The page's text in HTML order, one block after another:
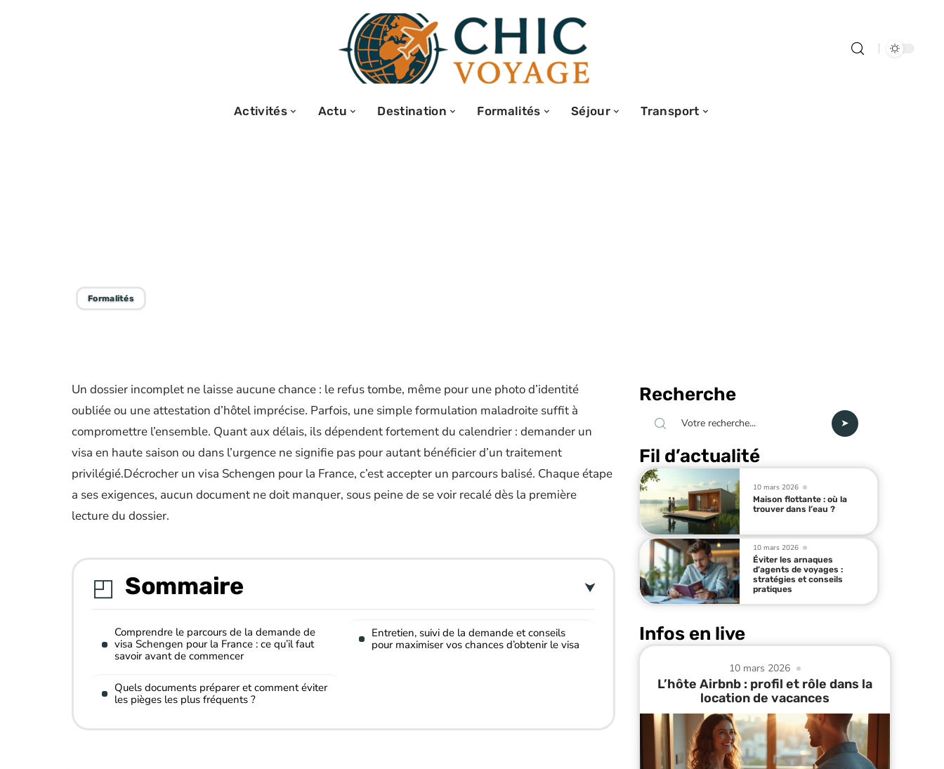
Activités Actu Destination Formalités Séjour Transport
Formalités
Un dossier incomplet ne laisse aucune chance : le refus tombe, même pour une photo d’identité
oubliée ou une attestation d’hôtel imprécise. Parfois, une simple formulation maladroite suffit à
compromettre l’ensemble. Quant aux délais, ils dépendent fortement du calendrier : demander un
visa en haute saison ou dans l’urgence ne signifie pas pour autant bénéficier d’un traitement
privilégié.Décrocher un visa Schengen pour la France, c’est accepter un parcours balisé. Chaque étape
a ses exigences, aucun document ne doit manquer, sous peine de se voir recalé dès la première
lecture du dossier.
Sommaire
Comprendre le parcours de la demande de
visa Schengen pour la France : ce qu’il faut
savoir avant de commencer
Quels documents préparer et comment éviter
les pièges les plus fréquents ?
Entretien, suivi de la demande et conseils
pour maximiser vos chances d’obtenir le visa
Recherche
Fil d’actualité
10 mars 2026
Maison flottante : où la
trouver dans l’eau ?
10 mars 2026
Éviter les arnaques
d’agents de voyages :
stratégies et conseils
pratiques
Infos en live
10 mars 2026
L’hôte Airbnb : profil et rôle dans la
location de vacances